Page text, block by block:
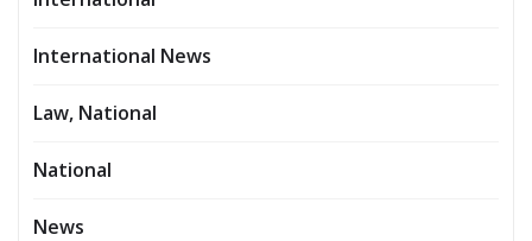
International News
Law, National
National
News